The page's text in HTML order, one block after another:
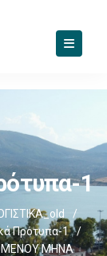
1
/
Πρότυπα-1
/
ΜΗΝΑ